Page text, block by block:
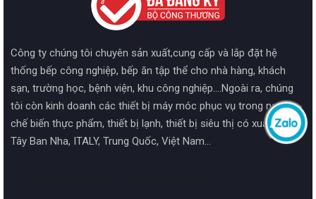
Công ty chúng tôi chuyên sản xuất,cung cấp và lắp đặt hệ
thống bếp công nghiệp, bếp ăn tập thể cho nhà hàng, khách
sạn, trường học, bệnh viện, khu công nghiệp....Ngoài ra, chúng
tôi còn kinh doanh các thiết bị máy móc phục vụ trong ngành
chế biến thực phẩm, thiết bị lạnh, thiết bị siêu thị có xuất xứ từ
Tây Ban Nha, ITALY, Trung Quốc, Việt Nam...